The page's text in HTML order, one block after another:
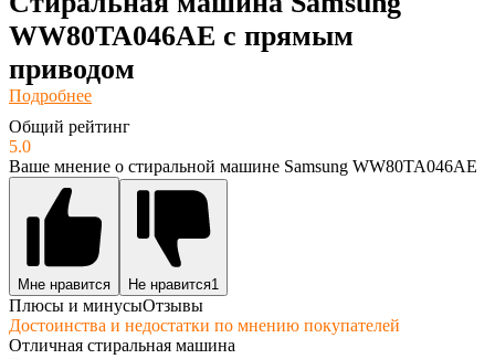
WW80TA046AE с прямым
приводом
Подробнее
Общий рейтинг
5.0
Ваше мнение о стиральной машине Samsung WW80TA046AE
Мне нравится Не нравится1
Плюсы и минусыОтзывы
Достоинства и недостатки по мнению покупателей
Отличная стиральная машина